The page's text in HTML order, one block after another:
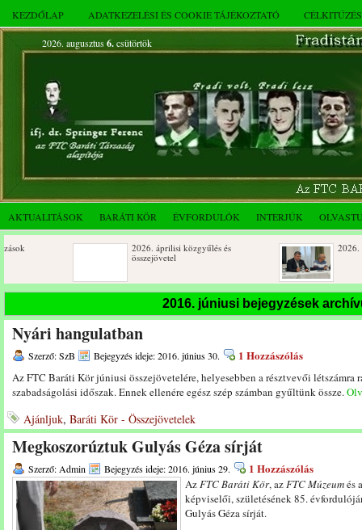
KEZDŐLAP ADATKEZELÉSI ÉS COOKIE TÁJÉKOZTATÓ
2026. augusztus 6.csütörtök
AKTUALITÁSOK BARÁTI KÖR ÉVFORDULÓK INTERJÚK
2026. áprilisi közgyűlés és
2026. márciusi összejövetel
Születésnapi koszorúzások
Rendkívüli közgyűlés és a
novemberi összejövetel
Az FTC Baráti Kör 2025. októberi
összejövetel
2016. júniusi bejegyzések
Nyári hangulatban
Szerző: SzB Bejegyzés ideje: 2016. június 30. 1 Hozzászólás
Az FTC Baráti Kör júniusi összejövetelére, helyesebben a résztvevői létszámra
szabadságolási időszak. Ennek ellenére egész szép számban gyűltünk össze.
Ajánljuk, Baráti Kör - Összejövetelek
Megkoszorúztuk Gulyás Géza sírját
Szerző: Admin Bejegyzés ideje: 2016. június 29. 1 Hozzászólás
AzFTC Baráti Kör, azFTC Múzeumés
képviselői, születésének 85.
Gulyás Géza sírját.